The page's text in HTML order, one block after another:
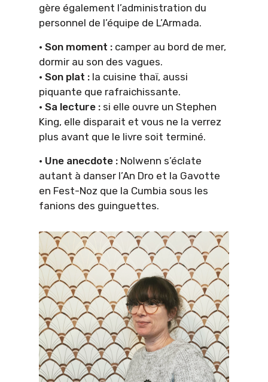
gère également l’administration du
personnel de l’équipe de L’Armada.
· Son moment : camper au bord de mer,
dormir au son des vagues.
· Son plat : la cuisine thaï, aussi
piquante que rafraichissante.
· Sa lecture : si elle ouvre un Stephen
King, elle disparait et vous ne la verrez
plus avant que le livre soit terminé.
· Une anecdote : Nolwenn s’éclate
autant à danser l’An Dro et la Gavotte
en Fest-Noz que la Cumbia sous les
fanions des guinguettes.